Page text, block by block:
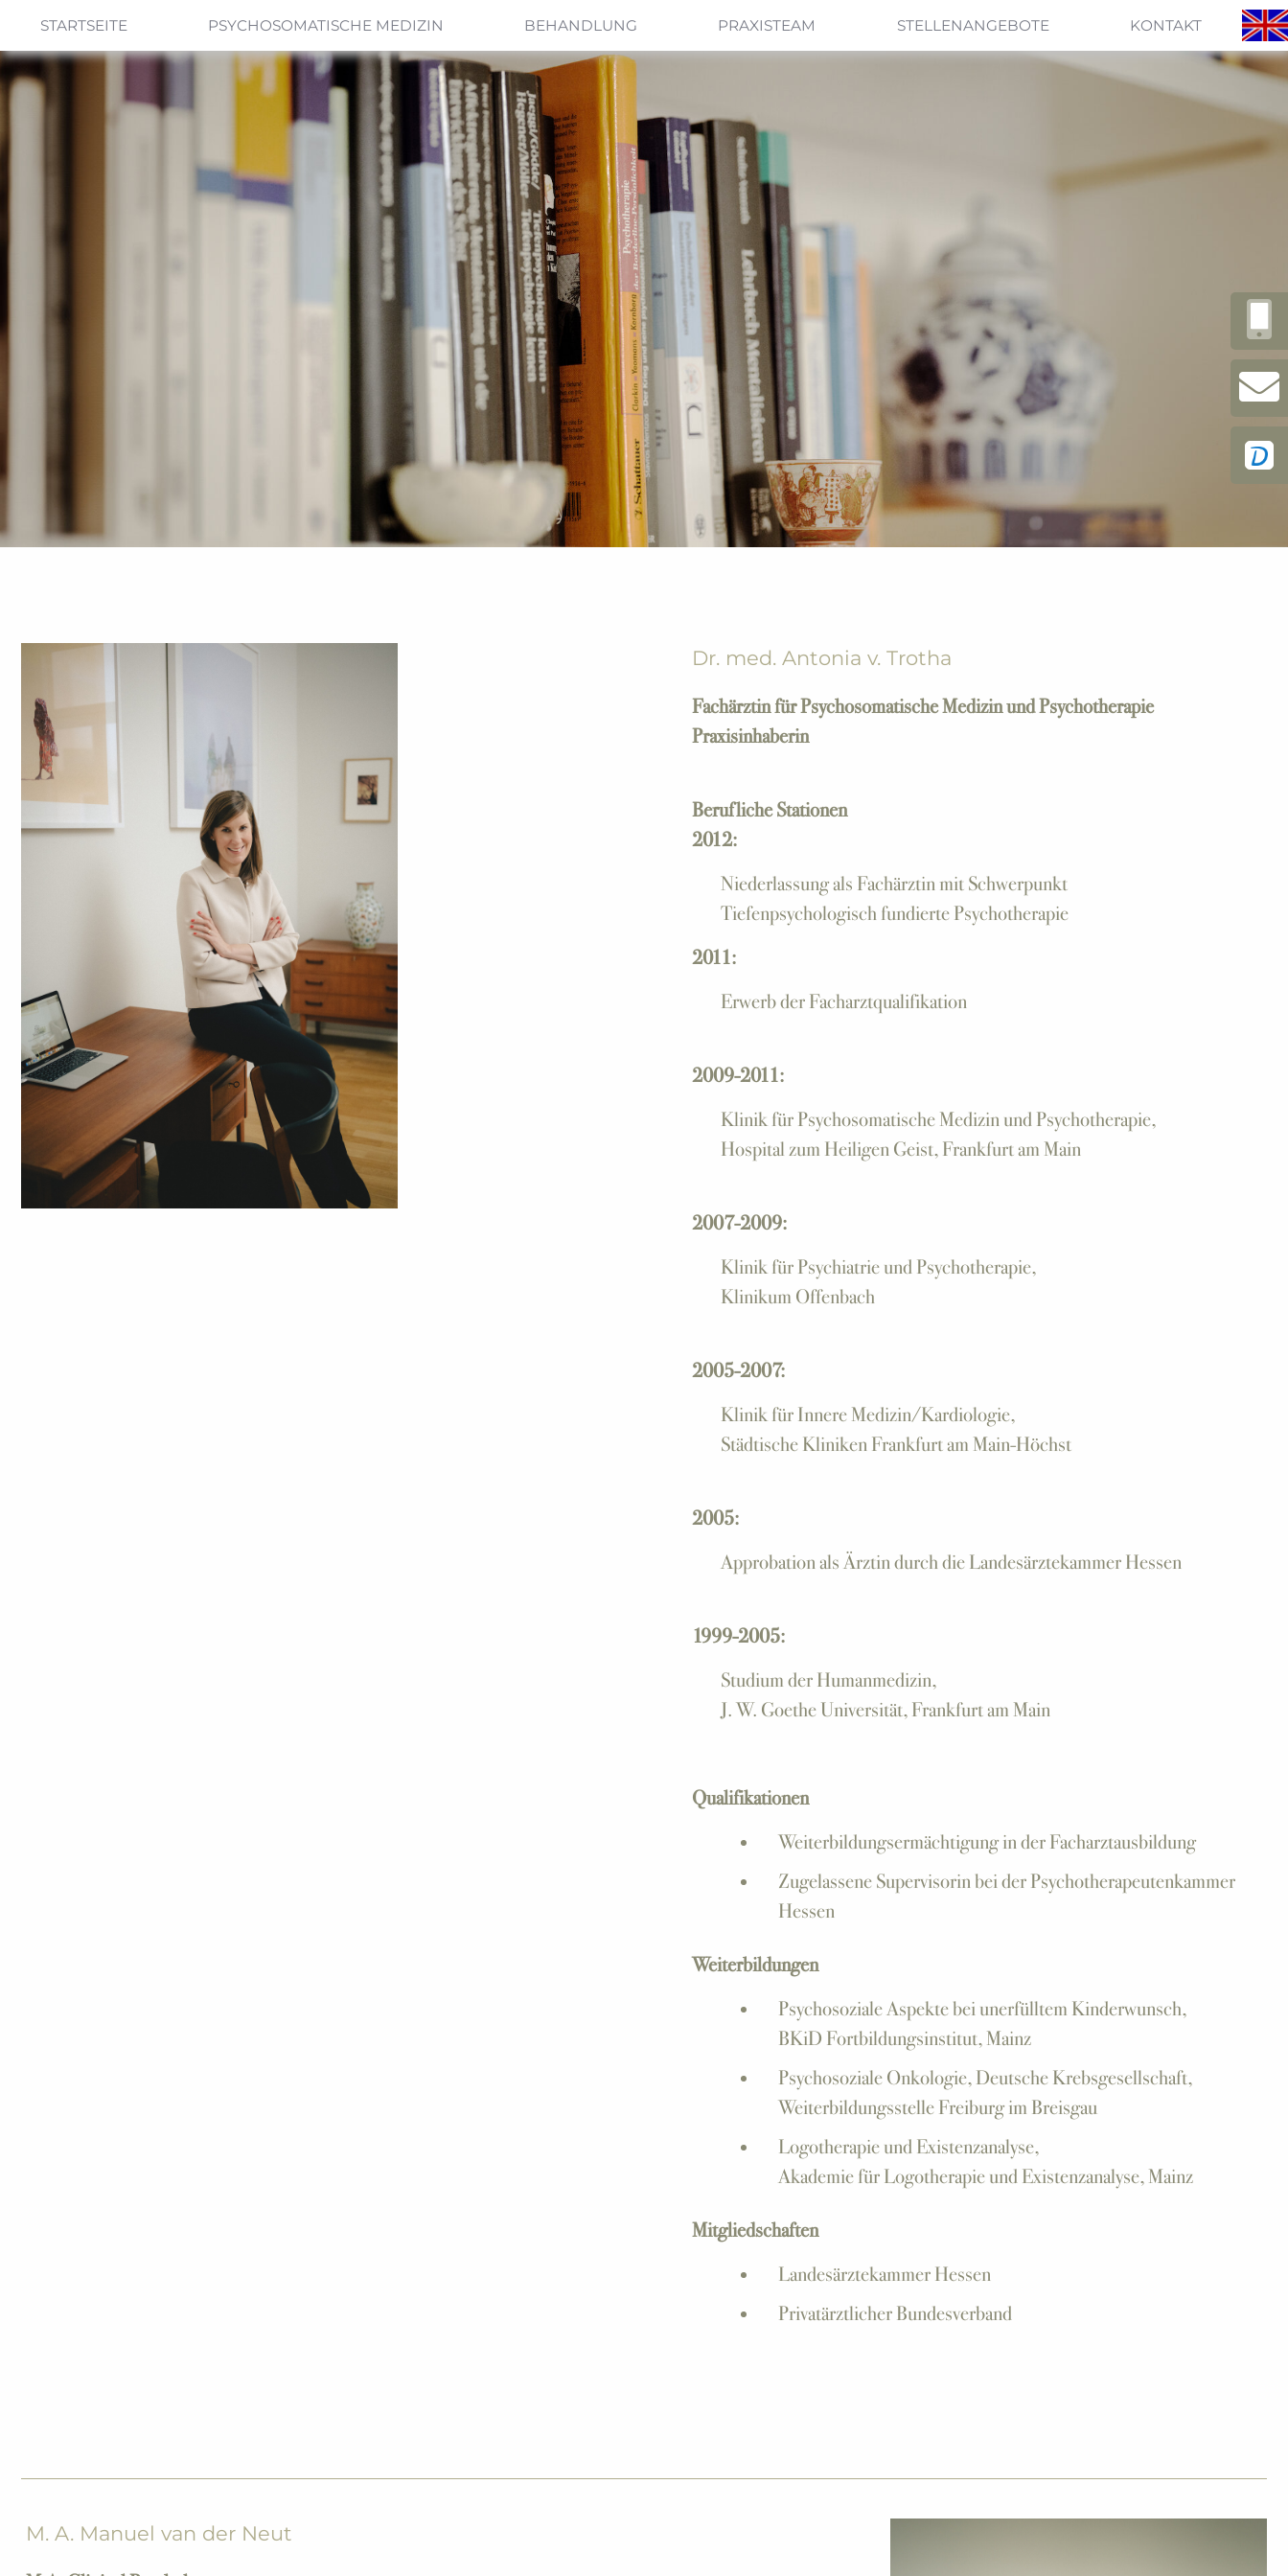
STARTSEITE PSYCHOSOMATISCHE MEDIZIN BEHANDLUNG PRAXISTEAM STELLENANGEBOTE KONTAKT
Dr. med. Antonia v. Trotha
Fachärztin für Psychosomatische Medizin und Psychotherapie
Praxisinhaberin
Berufliche Stationen
2012:
Niederlassung als Fachärztin mit Schwerpunkt
Tiefenpsychologisch fundierte Psychotherapie
2011:
Erwerb der Facharztqualifikation
2009-2011:
Klinik für Psychosomatische Medizin und Psychotherapie,
Hospital zum Heiligen Geist, Frankfurt am Main
2007-2009:
Klinik für Psychiatrie und Psychotherapie,
Klinikum Offenbach
2005-2007:
Klinik für Innere Medizin/Kardiologie,
Städtische Kliniken Frankfurt am Main-Höchst
2005:
Approbation als Ärztin durch die Landesärztekammer Hessen
1999-2005:
Studium der Humanmedizin,
J. W. Goethe Universität, Frankfurt am Main
Qualifikationen
Weiterbildungsermächtigung in der Facharztausbildung
Zugelassene Supervisorin bei der Psychotherapeutenkammer
Hessen
Weiterbildungen
Psychosoziale Aspekte bei unerfülltem Kinderwunsch,
BKiD Fortbildungsinstitut, Mainz
Psychosoziale Onkologie, Deutsche Krebsgesellschaft,
Weiterbildungsstelle Freiburg im Breisgau
Logotherapie und Existenzanalyse,
Akademie für Logotherapie und Existenzanalyse, Mainz
Mitgliedschaften
Landesärztekammer Hessen
Privatärztlicher Bundesverband
M. A. Manuel van der Neut